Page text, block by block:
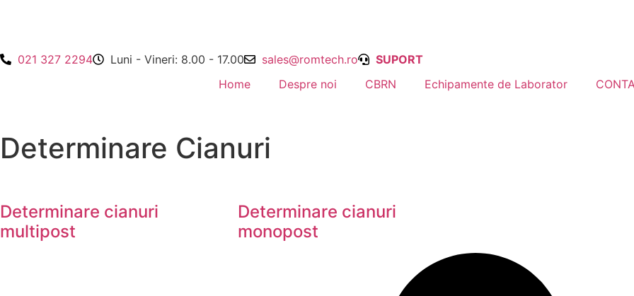
021 327 2294 Luni - Vineri: 8.00 - 17.00 sales@romtech.ro
SUPORT
Home
Despre noi CBRN Echipamente de Laborator
Determinare Cianuri
Determinare cianuri
multipost
Determinare cianuri
monopost